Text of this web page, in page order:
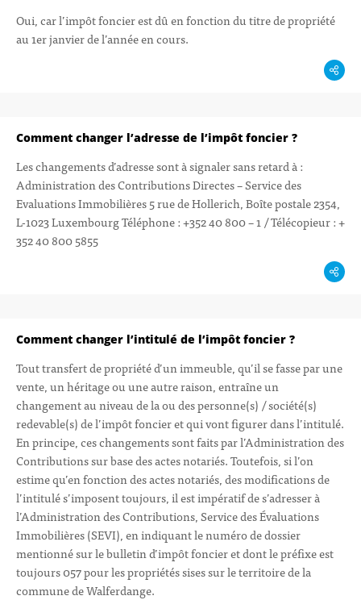
Oui, car l’impôt foncier est dû en fonction du titre de propriété
au 1er janvier de l’année en cours.
Comment changer l’adresse de l’impôt foncier ?
Les changements d’adresse sont à signaler sans retard à :
Administration des Contributions Directes – Service des
Evaluations Immobilières 5 rue de Hollerich, Boîte postale 2354,
L-1023 Luxembourg Téléphone : +352 40 800 – 1 / Télécopieur : +
352 40 800 5855
Comment changer l’intitulé de l’impôt foncier ?
Tout transfert de propriété d’un immeuble, qu’il se fasse par une
vente, un héritage ou une autre raison, entraîne un
changement au niveau de la ou des personne(s) / société(s)
redevable(s) de l’impôt foncier et qui vont figurer dans l’intitulé.
En principe, ces changements sont faits par l’Administration des
Contributions sur base des actes notariés. Toutefois, si l’on
estime qu’en fonction des actes notariés, des modifications de
l’intitulé s’imposent toujours, il est impératif de s’adresser à
l’Administration des Contributions, Service des Évaluations
Immobilières (SEVI), en indiquant le numéro de dossier
mentionné sur le bulletin d’impôt foncier et dont le préfixe est
toujours 057 pour les propriétés sises sur le territoire de la
commune de Walferdange.